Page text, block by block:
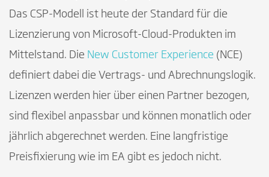
Das CSP-Modell ist heute der Standard für die
Lizenzierung von Microsoft-Cloud-Produkten im
Mittelstand. Die New Customer Experience (NCE)
definiert dabei die Vertrags- und Abrechnungslogik.
Lizenzen werden hier über einen Partner bezogen,
sind flexibel anpassbar und können monatlich oder
jährlich abgerechnet werden. Eine langfristige
Preisfixierung wie im EA gibt es jedoch nicht.